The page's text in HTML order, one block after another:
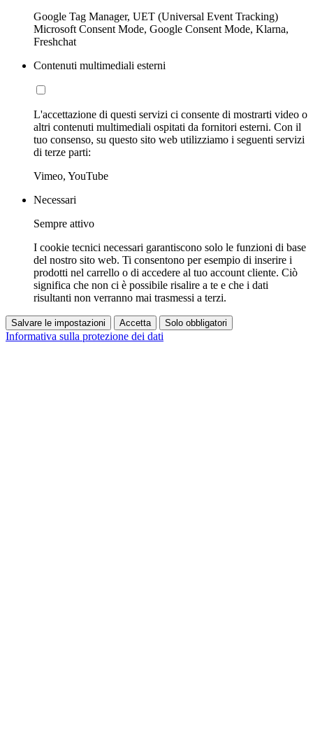
Google Tag Manager, UET (Universal Event Tracking)
Microsoft Consent Mode, Google Consent Mode, Klarna,
Freshchat
Contenuti multimediali esterni
L'accettazione di questi servizi ci consente di mostrarti video o
altri contenuti multimediali ospitati da fornitori esterni. Con il
tuo consenso, su questo sito web utilizziamo i seguenti servizi
di terze parti:
Vimeo, YouTube
Necessari
Sempre attivo
I cookie tecnici necessari garantiscono solo le funzioni di base
del nostro sito web. Ti consentono per esempio di inserire i
prodotti nel carrello o di accedere al tuo account cliente. Ciò
significa che non ci è possibile risalire a te e che i dati
risultanti non verranno mai trasmessi a terzi.
Salvare le impostazioni Accetta Solo obbligatori
Informativa sulla protezione dei dati